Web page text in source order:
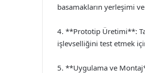
basamakların yerleşimi
4. **Prototip Üretimi**:
işlevselliğini test etmek
5. **Uygulama ve